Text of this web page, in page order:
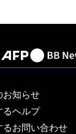
お知らせ
るヘルプ
るお問い合わせ